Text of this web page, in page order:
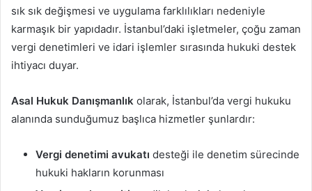
sık sık değişmesi ve uygulama farklılıkları nedeniyle
karmaşık bir yapıdadır. İstanbul’daki işletmeler, çoğu zaman
vergi denetimleri ve idari işlemler sırasında hukuki destek
ihtiyacı duyar.
Asal Hukuk Danışmanlık olarak, İstanbul’da vergi hukuku
alanında sunduğumuz başlıca hizmetler şunlardır:
Vergi denetimi avukatı desteği ile denetim sürecinde
hukuki hakların korunması